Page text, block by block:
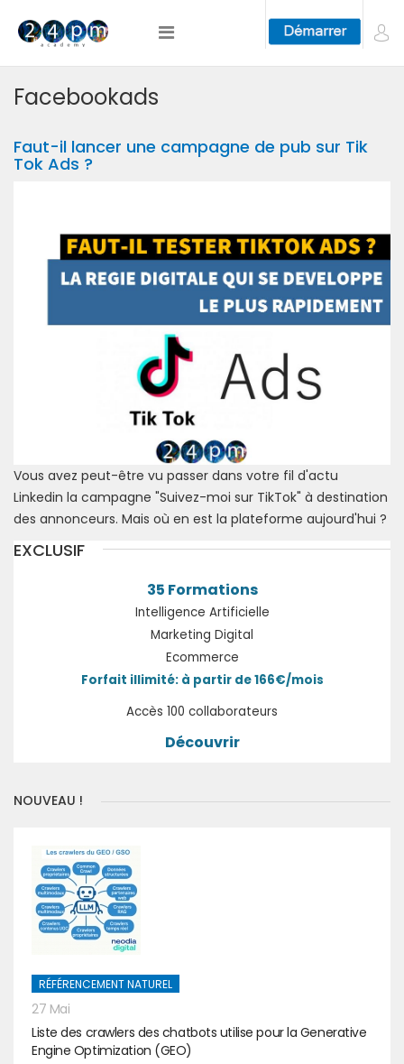
Facebookads
Faut-il lancer une campagne de pub sur Tik
Tok Ads ?
Vous avez peut-être vu passer dans votre fil d'actu
Linkedin la campagne "Suivez-moi sur TikTok" à destination
des annonceurs. Mais où en est la plateforme aujourd'hui ?
EXCLUSIF
35 Formations
Intelligence Artificielle
Marketing Digital
Ecommerce
Forfait illimité: à partir de 166€/mois
Accès 100 collaborateurs
Découvrir
NOUVEAU !
RÉFÉRENCEMENT NATUREL
27 Mai
Liste des crawlers des chatbots utilise pour la Generative
Engine Optimization (GEO)